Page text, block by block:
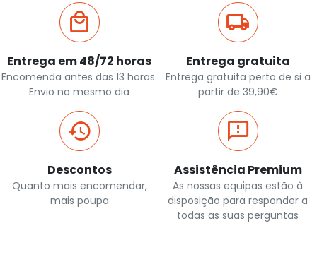
Entrega em 48/72 horas
Encomenda antes das 13 horas.
Envio no mesmo dia
Entrega gratuita
Entrega gratuita perto de si a
partir de 39,90€
Descontos
Quanto mais encomendar,
mais poupa
Assistência Premium
As nossas equipas estão à
disposição para responder a
todas as suas perguntas